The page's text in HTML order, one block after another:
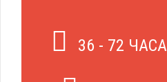
36 - 72 ЧАСА